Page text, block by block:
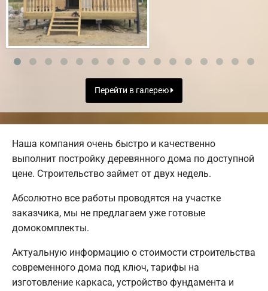
Перейти в галерею
Наша компания очень быстро и качественно
выполнит постройку деревянного дома по доступной
цене. Строительство займет от двух недель.
Абсолютно все работы проводятся на участке
заказчика, мы не предлагаем уже готовые
домокомплекты.
Актуальную информацию о стоимости строительства
современного дома под ключ, тарифы на
изготовление каркаса, устройство фундамента и